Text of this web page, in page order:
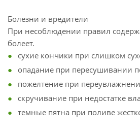
Болезни и вредители
При несоблюдении правил
болеет.
сухие кончики при слишком
опадание при пересушивании
пожелтение при
скручивание при недостатке
темные пятна при поливе